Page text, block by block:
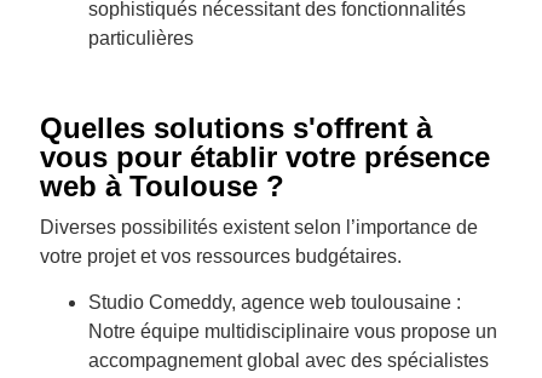
sophistiqués nécessitant des fonctionnalités
particulières
Quelles solutions s'offrent à
vous pour établir votre présence
web à Toulouse ?
Diverses possibilités existent selon l’importance de
votre projet et vos ressources budgétaires.
Studio Comeddy, agence web toulousaine :
Notre équipe multidisciplinaire vous propose un
accompagnement global avec des spécialistes